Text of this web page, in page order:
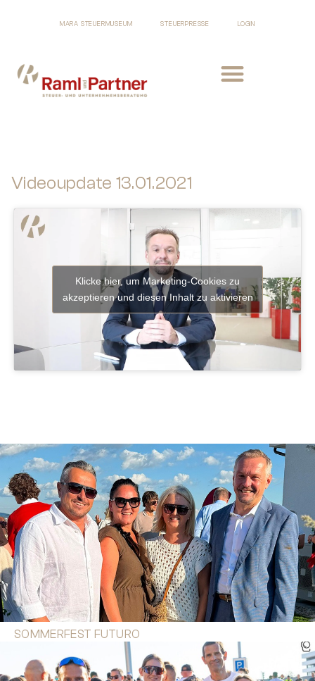
MARA STEUERMUSEUM STEUERPRESSE LOGIN
Videoupdate 13.01.2021
Klicke hier, um Marketing-Cookies zu
akzeptieren und diesen Inhalt zu aktivieren
SOMMERFEST FUTURO